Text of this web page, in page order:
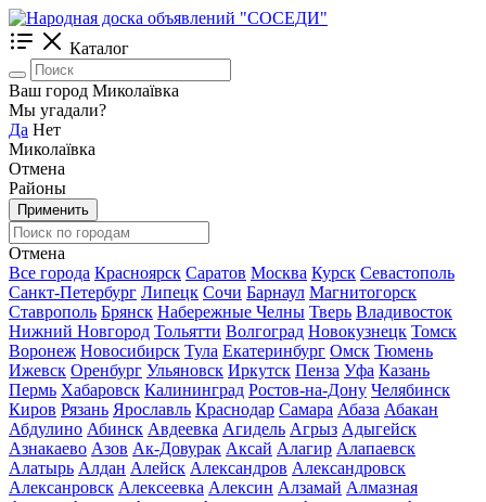
Каталог
Ваш город Миколаївка
Мы угадали?
Да Нет
Миколаївка
Отмена
Районы
Применить
Отмена
Все города Красноярск Саратов Москва Курск Севастополь
Санкт-Петербург Липецк Сочи Барнаул Магнитогорск
Ставрополь Брянск Набережные Челны Тверь Владивосток
Нижний Новгород Тольятти Волгоград Новокузнецк Томск
Воронеж Новосибирск Тула Екатеринбург Омск Тюмень
Ижевск Оренбург Ульяновск Иркутск Пенза Уфа Казань
Пермь Хабаровск Калининград Ростов-на-Дону Челябинск
Киров Рязань Ярославль Краснодар Самара Абаза Абакан
Абдулино Абинск Авдеевка Агидель Агрыз Адыгейск
Азнакаево Азов Ак-Довурак Аксай Алагир Алапаевск
Алатырь Алдан Алейск Александров Александровск
Алексанровск Алексеевка Алексин Алзамай Алмазная